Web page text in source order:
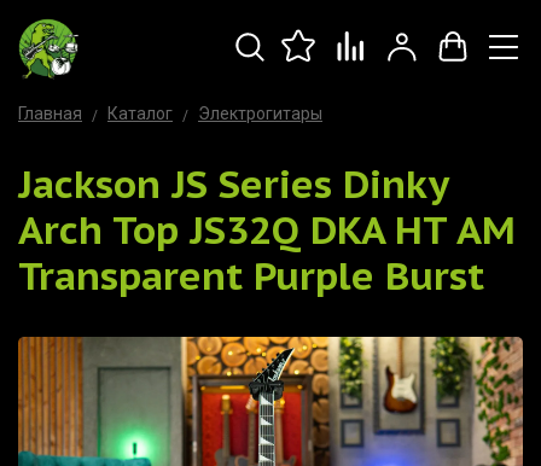
Главная Каталог Электрогитары
Jackson JS Series Dinky
Arch Top JS32Q DKA HT AM
Transparent Purple Burst